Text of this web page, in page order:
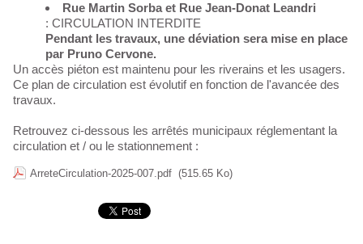
Rue Martin Sorba et Rue Jean-Donat Leandri
: CIRCULATION INTERDITE
Pendant les travaux, une déviation sera mise en place
par Pruno Cervone.
Un accès piéton est maintenu pour les riverains et les usagers.
Ce plan de circulation est évolutif en fonction de l'avancée des
travaux.
Retrouvez ci-dessous les arrêtés municipaux réglementant la
circulation et / ou le stationnement :
ArreteCirculation-2025-007.pdf (515.65 Ko)